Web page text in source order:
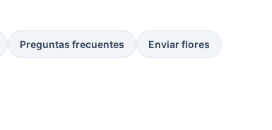
Preguntas frecuentes Enviar flores